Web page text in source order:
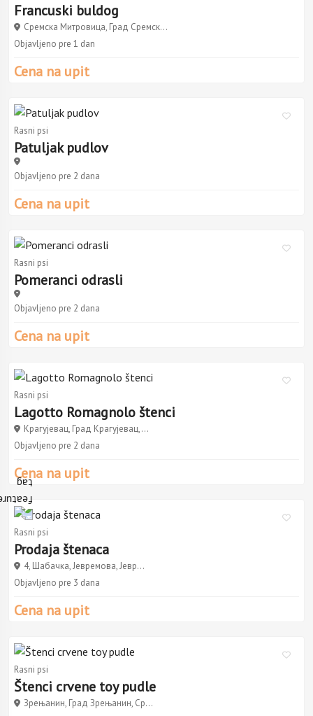
Francuski buldog
Сремска Митровица, Град Сремск...
Objavljeno pre 1 dan
Cena na upit
Rasni psi
Patuljak pudlov
Objavljeno pre 2 dana
Cena na upit
Rasni psi
Pomeranci odrasli
Objavljeno pre 2 dana
Cena na upit
Rasni psi
Lagotto Romagnolo štenci
Крагујевац, Град Крагујевац,...
Objavljeno pre 2 dana
Cena na upit
Rasni psi
Prodaja štenaca
4, Шабачка, Јевремова, Јевр...
Objavljeno pre 3 dana
Cena na upit
Rasni psi
Štenci crvene toy pudle
Зрењанин, Град Зрењанин, Ср...